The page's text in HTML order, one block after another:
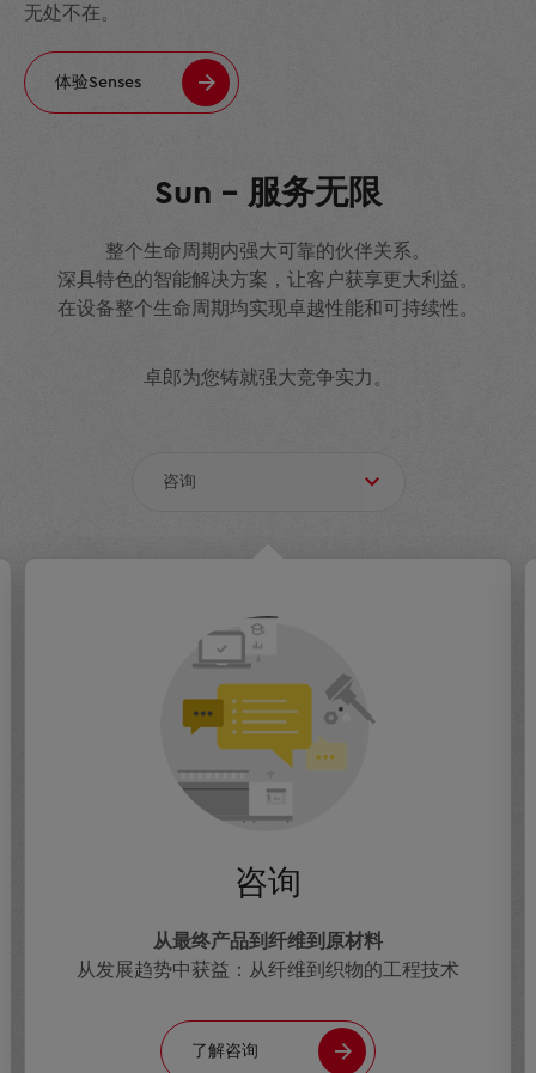
无处不在。
体验Senses
Sun – 服务无限
整个生命周期内强大可靠的伙伴关系。
深具特色的智能解决方案，让客户获享更大利益。
在设备整个生命周期均实现卓越性能和可持续性。
卓郎为您铸就强大竞争实力。
咨询
从最终产品到纤维到原材料
从发展趋势中获益：从纤维到织物的工程技术
了解咨询